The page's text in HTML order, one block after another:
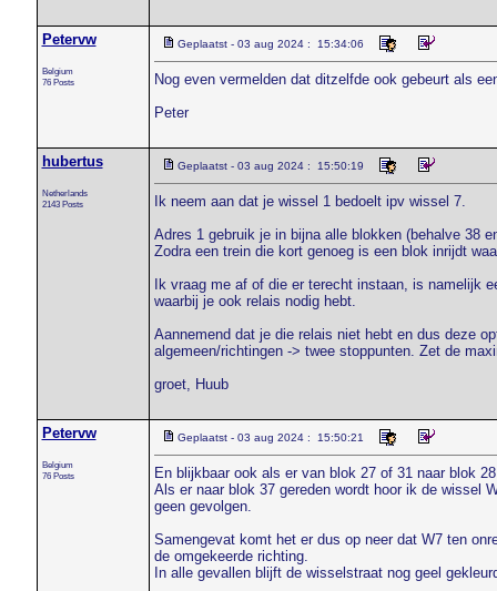
Petervw
Belgium
76 Posts
Geplaatst - 03 aug 2024 : 15:34:06
Nog even vermelden dat ditzelfde ook gebeurt als
Peter
hubertus
Netherlands
2143 Posts
Geplaatst - 03 aug 2024 : 15:50:19
Ik neem aan dat je wissel 1 bedoelt ipv wissel 7.
Adres 1 gebruik je in bijna alle blokken (behalve 38
Zodra een trein die kort genoeg is een blok inrijdt
Ik vraag me af of die er terecht instaan, is namelijk
waarbij je ook relais nodig hebt.
Aannemend dat je die relais niet hebt en dus deze
algemeen/richtingen -> twee stoppunten. Zet de
groet, Huub
Petervw
Belgium
76 Posts
Geplaatst - 03 aug 2024 : 15:50:21
En blijkbaar ook als er van blok 27 of 31 naar blok
Als er naar blok 37 gereden wordt hoor ik de wissel
geen gevolgen.
Samengevat komt het er dus op neer dat W7 ten
de omgekeerde richting.
In alle gevallen blijft de wisselstraat nog geel